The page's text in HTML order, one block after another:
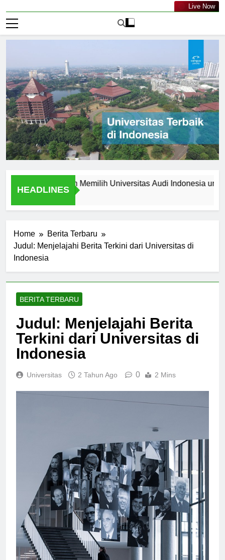
Live Now
HEADLINES
10 Alasan Memilih Universitas Audi Indonesia untuk
Home
Berita Terbaru
Judul: Menjelajahi Berita Terkini dari Universitas di
Indonesia
BERITA TERBARU
Judul: Menjelajahi Berita
Terkini dari Universitas di
Indonesia
Universitas 2 Tahun Ago 0 2 Mins